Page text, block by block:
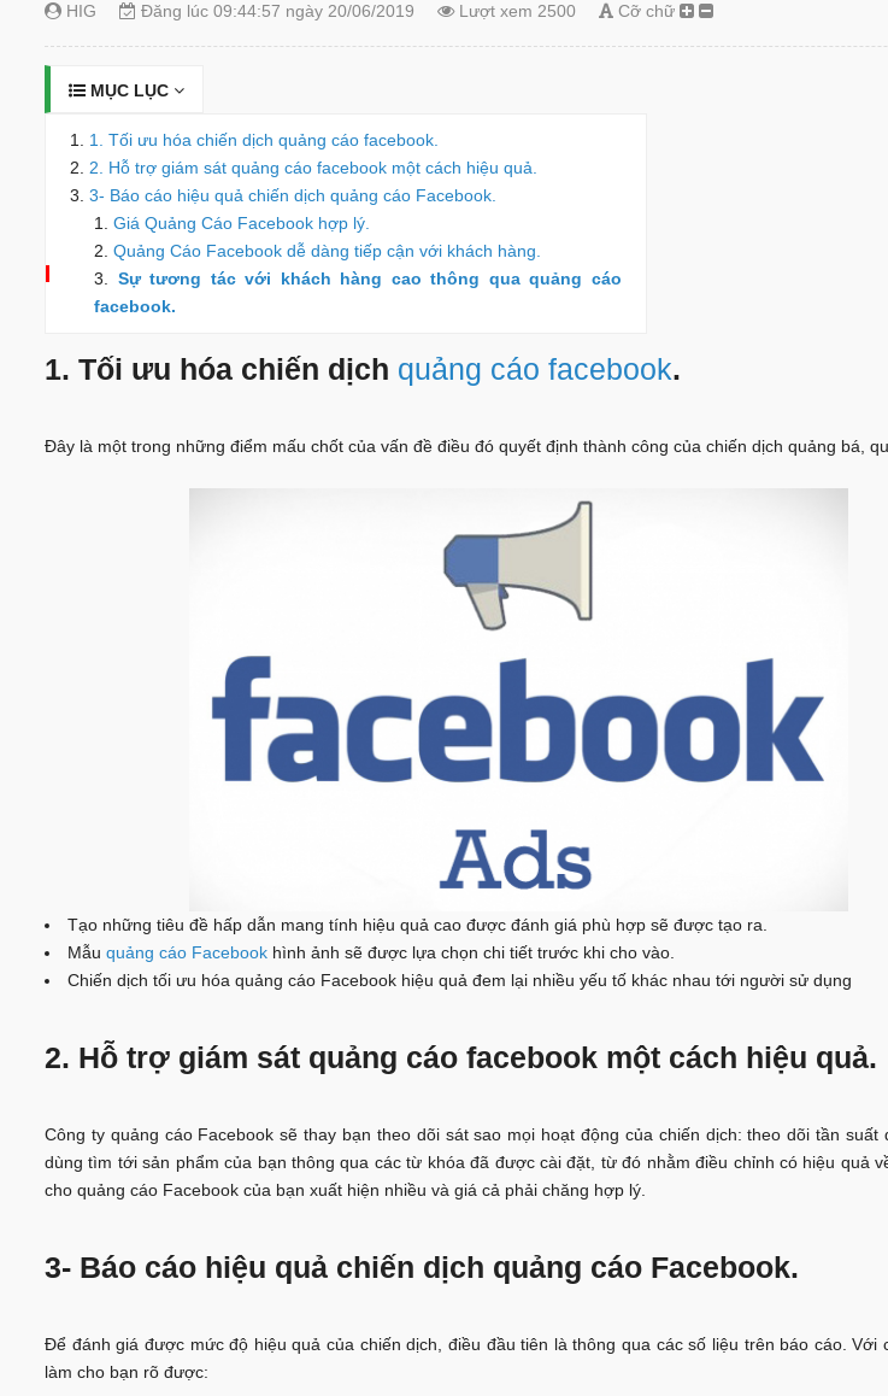
HIG Đăng lúc 09:44:57 ngày 20/06/2019 Lượt xem 2500 Cỡ chữ
MỤC LỤC
1. Tối ưu hóa chiến dịch quảng cáo facebook.
2. Hỗ trợ giám sát quảng cáo facebook một cách hiệu quả.
3- Báo cáo hiệu quả chiến dịch quảng cáo Facebook.
Giá Quảng Cáo Facebook hợp lý.
Quảng Cáo Facebook dễ dàng tiếp cận với khách hàng.
Sự tương tác với khách hàng cao thông qua quảng cáo
facebook.
1. Tối ưu hóa chiến dịch quảng cáo facebook.
Đây là một trong những điểm mấu chốt của vấn đề điều đó quyết định thành công của chiến dịch quảng bá,
Tạo những tiêu đề hấp dẫn mang tính hiệu quả cao được đánh giá phù hợp sẽ được tạo ra.
Mẫu quảng cáo Facebook hình ảnh sẽ được lựa chọn chi tiết trước khi cho vào.
Chiến dịch tối ưu hóa quảng cáo Facebook hiệu quả đem lại nhiều yếu tố khác nhau tới người sử dụng
2. Hỗ trợ giám sát quảng cáo facebook một cách hiệu quả.
Công ty quảng cáo Facebook sẽ thay bạn theo dõi sát sao mọi hoạt động của chiến dịch: theo dõi tần
dùng tìm tới sản phẩm của bạn thông qua các từ khóa đã được cài đặt, từ đó nhằm điều chỉnh có hiệu quả
cho quảng cáo Facebook của bạn xuất hiện nhiều và giá cả phải chăng hợp lý.
3- Báo cáo hiệu quả chiến dịch quảng cáo Facebook.
Để đánh giá được mức độ hiệu quả của chiến dịch, điều đầu tiên là thông qua các số liệu trên báo cáo. Với
làm cho bạn rõ được: